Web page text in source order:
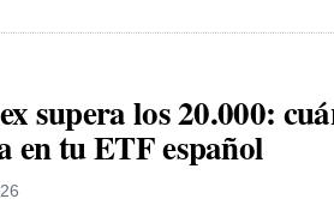
supera los 20.000:
en tu ETF español